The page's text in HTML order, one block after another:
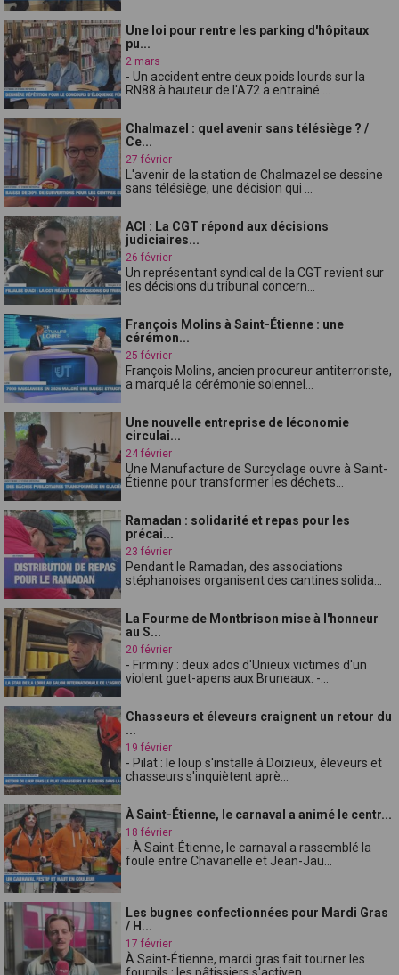
Une loi pour rentre les parking d'hôpitaux
pu...
2 mars
- Un accident entre deux poids lourds sur la
RN88 à hauteur de l'A72 a entraîné ...
Chalmazel : quel avenir sans télésiège ? /
Ce...
27 février
L'avenir de la station de Chalmazel se dessine
sans télésiège, une décision qui ...
ACI : La CGT répond aux décisions
judiciaires...
26 février
Un représentant syndical de la CGT revient sur
les décisions du tribunal concern...
François Molins à Saint-Étienne : une
cérémon...
25 février
François Molins, ancien procureur antiterroriste,
a marqué la cérémonie solennel...
Une nouvelle entreprise de léconomie
circulai...
24 février
Une Manufacture de Surcyclage ouvre à Saint-
Étienne pour transformer les déchets...
Ramadan : solidarité et repas pour les
précai...
23 février
Pendant le Ramadan, des associations
stéphanoises organisent des cantines solida...
La Fourme de Montbrison mise à l'honneur
au S...
20 février
- Firminy : deux ados d'Unieux victimes d'un
violent guet-apens aux Bruneaux. -...
Chasseurs et éleveurs craignent un retour du
...
19 février
- Pilat : le loup s'installe à Doizieux, éleveurs et
chasseurs s'inquiètent aprè...
À Saint-Étienne, le carnaval a animé le centr...
18 février
- À Saint-Étienne, le carnaval a rassemblé la
foule entre Chavanelle et Jean-Jau...
Les bugnes confectionnées pour Mardi Gras
/ H...
17 février
À Saint-Étienne, mardi gras fait tourner les
fournils : les pâtissiers s'activen...